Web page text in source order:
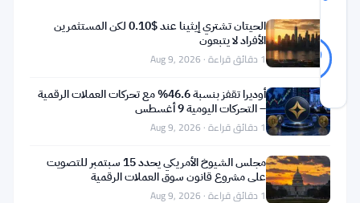
79
%
حقيقي
Likely
Real
43
أصوات
آخر تحديث 2 أشهر مضت
بيتكوين
BTC
)
تجلس
الحيتان تشتري إيثينا عند $0.10 لكن المستثمرين
الأفراد لا يتبعون
1 دقائق قراءة · Aug 9, 2026
أوديرا تقفز بنسبة 46.6% مع تحركات العملات الرقمية
– التحركات اليومية 9 أغسطس
1 دقائق قراءة · Aug 9, 2026
مجلس الشيوخ الأمريكي يحدد 15 سبتمبر للتصويت
على مشروع قانون سوق العملات الرقمية
1 دقائق قراءة · Aug 9, 2026